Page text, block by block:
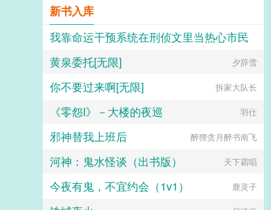
新书入库
我靠命运干预系统在刑侦文里当热心市民
张小一
黄泉委托[无限] 夕辞雪
你不要过来啊[无限] 拆家大队长
《零怨I》－大楼的夜巡 羽仕
邪神替我上班后 醉狸贪月醉书南飞
河神：鬼水怪谈（出书版） 天下霸唱
今夜有鬼，不宜约会（1v1） 鹿灵子